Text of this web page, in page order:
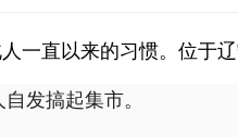
一直以来的习惯。位于
发搞起集市。